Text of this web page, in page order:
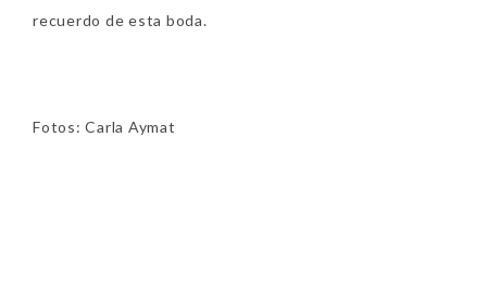
recuerdo de esta boda.
Fotos: Carla Aymat